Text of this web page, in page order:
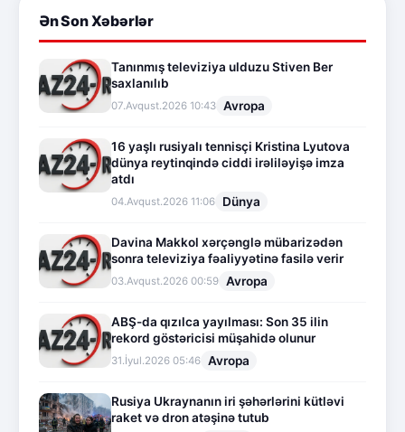
Ən Son Xəbərlər
Tanınmış televiziya ulduzu Stiven Ber
saxlanılıb
07.Avqust.2026 10:43 Avropa
16 yaşlı rusiyalı tennisçi Kristina Lyutova
dünya reytinqində ciddi irəliləyişə imza
atdı
04.Avqust.2026 11:06 Dünya
Davina Makkol xərçənglə mübarizədən
sonra televiziya fəaliyyətinə fasilə verir
03.Avqust.2026 00:59 Avropa
ABŞ-da qızılca yayılması: Son 35 ilin
rekord göstəricisi müşahidə olunur
31.İyul.2026 05:46 Avropa
Rusiya Ukraynanın iri şəhərlərini kütləvi
raket və dron atəşinə tutub